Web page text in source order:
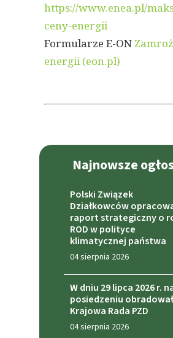
Najnowsze
Polski Związek
Działkowców
raport strategiczny o
ROD w polityce
klimatycznej państwa
04 sierpnia 2026
W dniu 29 lipca 2026 r.
posiedzeniu
Krajowa Rada PZD
04 sierpnia 2026
https://www.enea.pl/
ceny-energii
Formularze E-ON
energii (eon.pl)